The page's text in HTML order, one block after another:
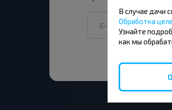
В случае дачи
Обработка
Узнайте
как мы